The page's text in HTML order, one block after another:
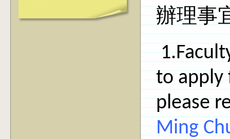
辦理事
to apply
please
Ming